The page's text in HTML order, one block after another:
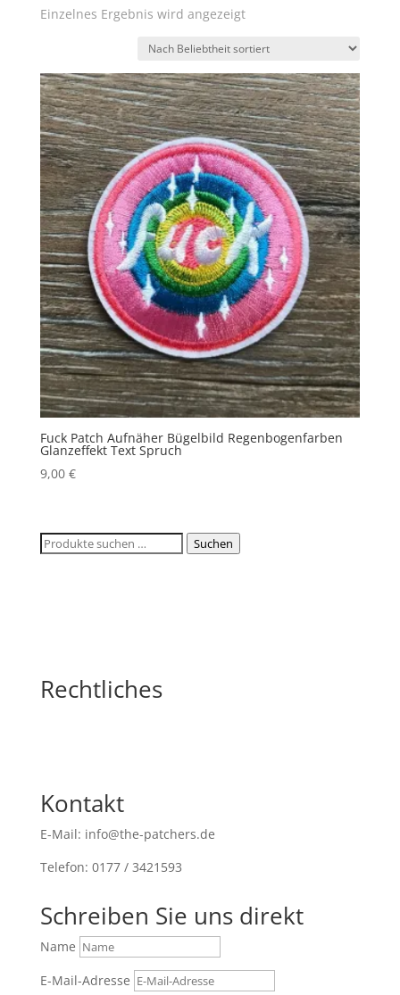
Einzelnes Ergebnis wird angezeigt
Fuck Patch Aufnäher Bügelbild Regenbogenfarben
Glanzeffekt Text Spruch
9,00 €
Suchen
Suchen
Rechtliches
Kontakt
E-Mail: info@the-patchers.de
Telefon: 0177 / 3421593
Schreiben Sie uns direkt
Name
E-Mail-Adresse